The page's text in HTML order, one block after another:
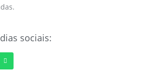
sociais: